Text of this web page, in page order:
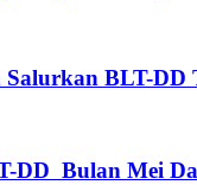
Salurkan BLT-
DD Bulan Mei